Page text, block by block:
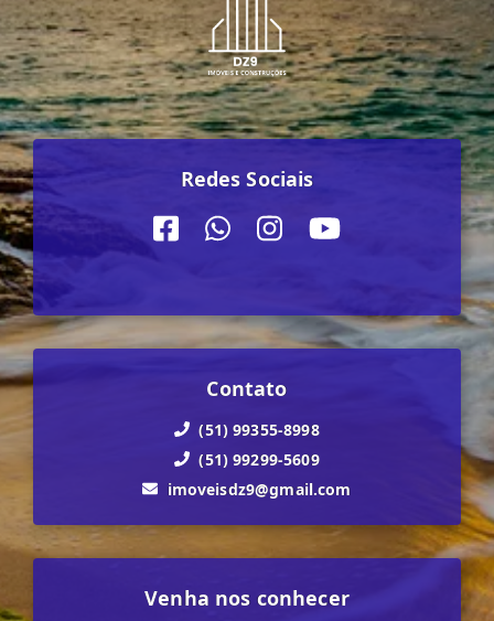
Redes Sociais
Contato
(51) 99355-8998
(51) 99299-5609
imoveisdz9@gmail.com
Venha nos conhecer